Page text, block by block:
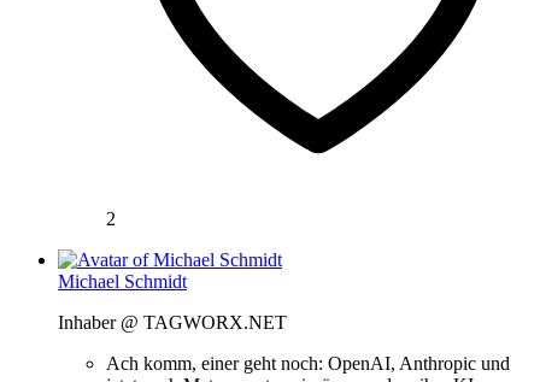
2
Michael Schmidt
Inhaber @ TAGWORX.NET
Ach komm, einer geht noch: OpenAI, Anthropic und